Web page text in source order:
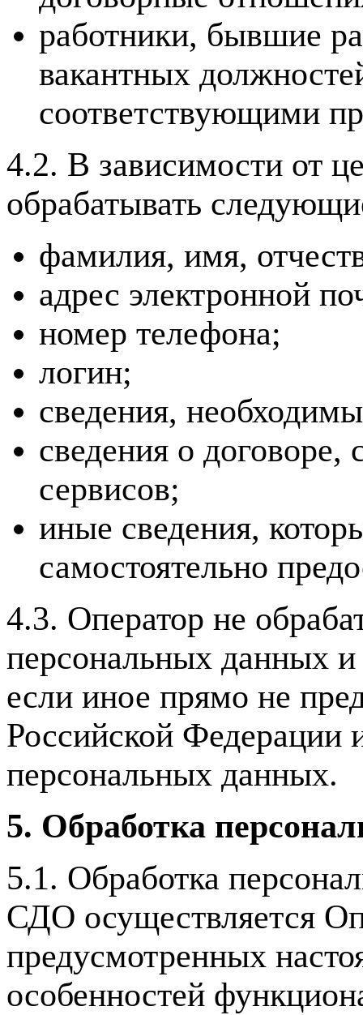
работники, бывшие
вакантных
соответствующими
4.2. В зависимости от
обрабатывать
фамилия, имя,
адрес электронной
номер телефона;
логин;
сведения,
сведения о договоре,
сервисов;
иные сведения,
самостоятельно
4.3. Оператор не
персональных данных
если иное прямо не
Российской Федерации
персональных данных.
5. Обработка
5.1. Обработка
СДО осуществляется
предусмотренных
особенностей